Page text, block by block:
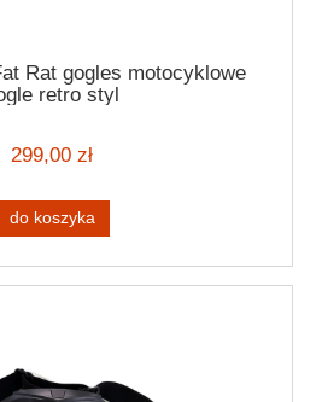
Rat gogles motocyklowe
retro styl
299,00 zł
do koszyka